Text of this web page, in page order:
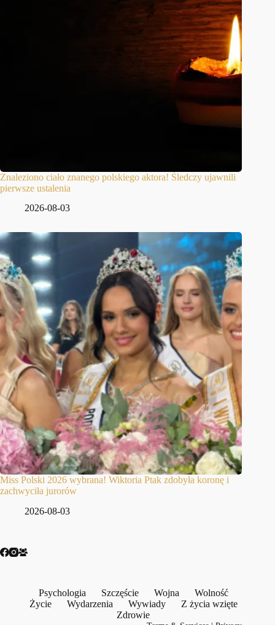
Znaleziono ciało znanego polskiego aktora! Śledczy ujawnili
pierwsze ustalenia
2026-08-03
Miss Polski 2026 wybrana! Wiktoria Ptak zdobyła koronę i
zachwyciła jurorów
2026-08-03
Psychologia Szczęście Wojna
Wolność
Życie
Wydarzenia Wywiady
Z życia wzięte
Zdrowie